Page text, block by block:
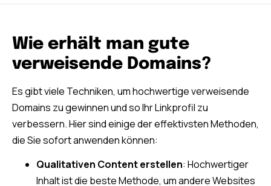
Wie erhält man gute
verweisende Domains?
Es gibt viele Techniken, um hochwertige verweisende
Domains zu gewinnen und so Ihr Linkprofil zu
verbessern. Hier sind einige der effektivsten Methoden,
die Sie sofort anwenden können:
Qualitativen Content erstellen: Hochwertiger
Inhalt ist die beste Methode, um andere Websites